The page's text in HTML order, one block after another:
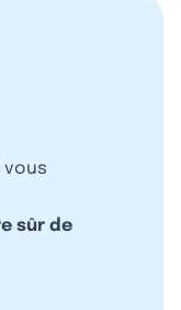
vous
sûr de